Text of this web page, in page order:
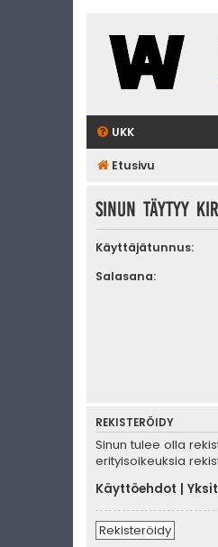
UKK
Etusivu
Sinun täytyy
Käyttäjätunnus:
Salasana:
REKISTERÖIDY
Sinun tulee olla
erityisoikeuksia
Käyttöehdot
Rekisteröidy